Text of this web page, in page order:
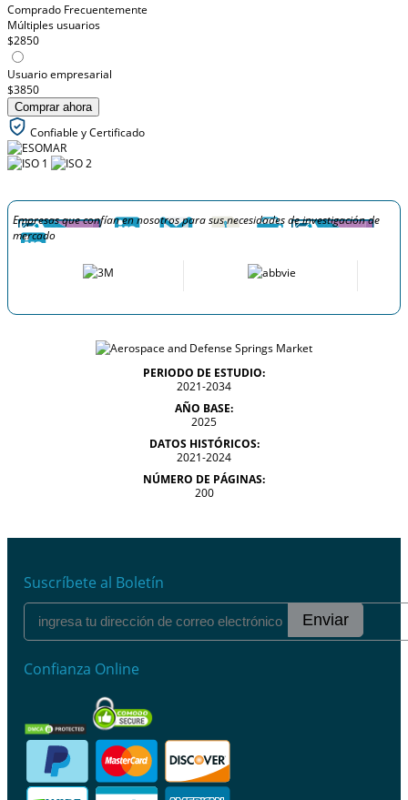
Comprado Frecuentemente
Múltiples usuarios
$2850
Usuario empresarial
$3850
Comprar ahora
Confiable y Certificado
Empresas que confían en nosotros para sus necesidades de investigación de
mercado
PERIODO DE ESTUDIO:
2021-2034
AÑO BASE:
2025
DATOS HISTÓRICOS:
2021-2024
NÚMERO DE PÁGINAS:
200
Suscríbete al Boletín
Enviar
Confianza Online